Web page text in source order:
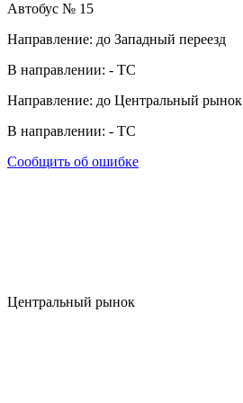
Автобус № 15
Направление: до Западный переезд
В направлении: - ТС
Направление: до Центральный рынок
В направлении: - ТС
Сообщить об ошибке
Центральный рынок